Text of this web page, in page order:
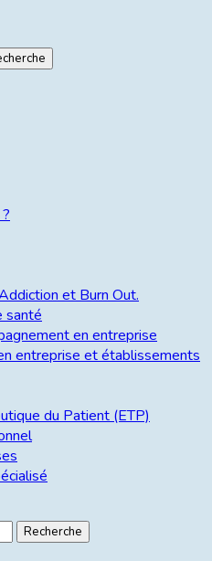
et Burn Out.
santé
en entreprise
entreprise et établissements
du Patient (ETP)